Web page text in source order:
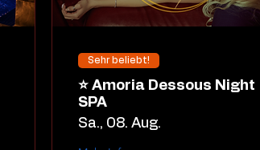
Sehr beliebt!
⭐ Amoria Dessous Night
SPA
Sa., 08. Aug.